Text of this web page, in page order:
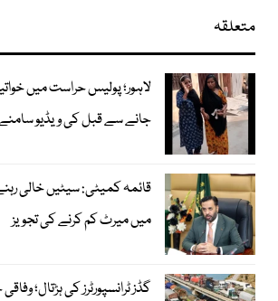
متعلقہ
لاہور؛ پولیس حراست میں
جانے سے قبل کی ویڈیو
قائمہ کمیٹی: سیٹیں خالی
میں میرٹ کم کرنے کی تجویز
گڈز ٹرانسپورٹرز کی ہڑتال؛